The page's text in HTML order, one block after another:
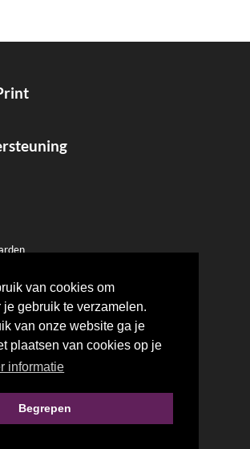
van cookies om
je gebruik te verzamelen.
van onze website ga je
plaatsen van cookies op je
informatie
Begrepen